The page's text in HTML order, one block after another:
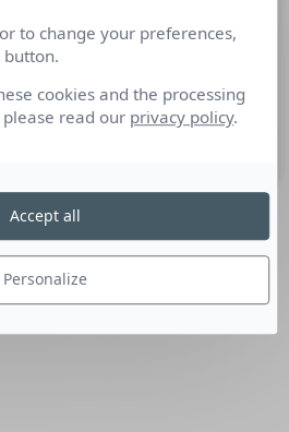
et revient le 5 janvier pour une
news de 2022.
NOUS
to change your preferences,
button.
cookies and the processing
read our privacy policy.
Personalize
Accept all